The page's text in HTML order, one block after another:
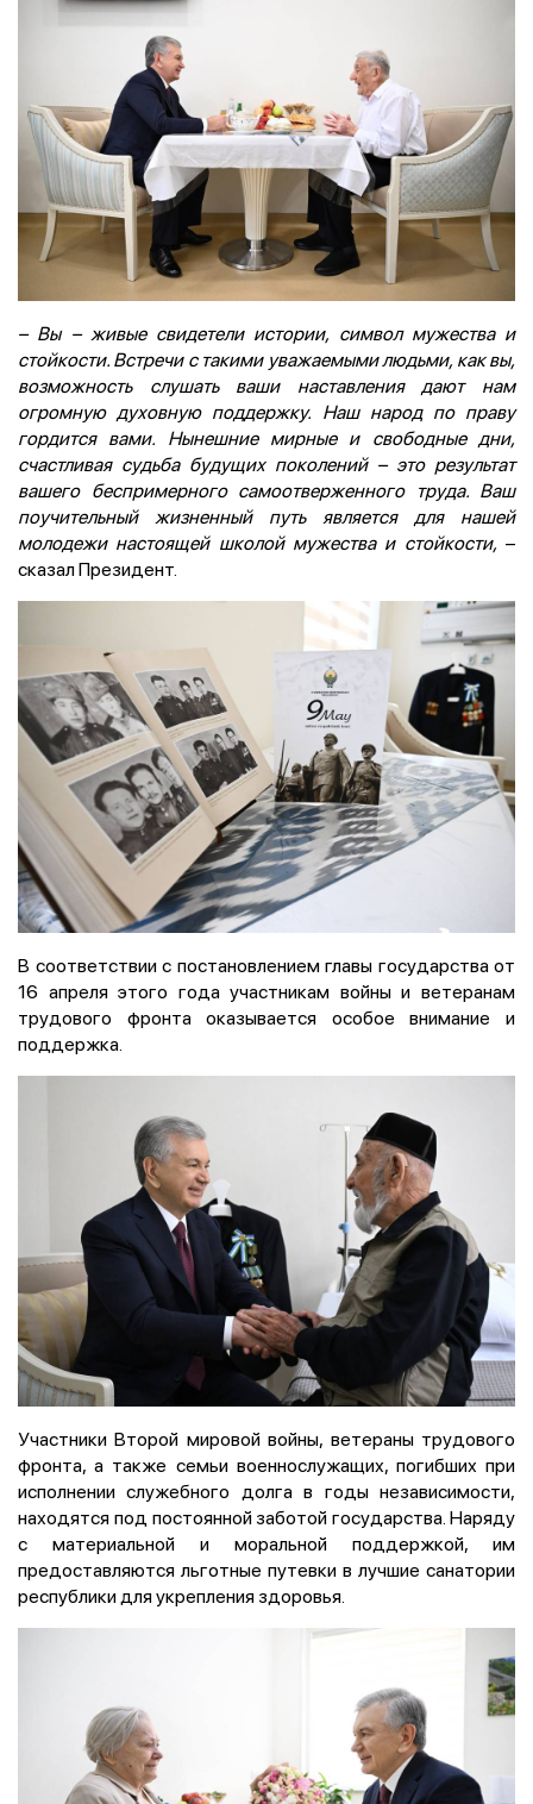
– Вы – живые свидетели истории, символ мужества и
стойкости. Встречи с такими уважаемыми людьми, как вы,
возможность слушать ваши наставления дают нам
огромную духовную поддержку. Наш народ по праву
гордится вами. Нынешние мирные и свободные дни,
счастливая судьба будущих поколений – это результат
вашего беспримерного самоотверженного труда. Ваш
поучительный жизненный путь является для нашей
молодежи настоящей школой мужества и стойкости,–
сказал Президент.
В соответствии с постановлением главы государства от
16 апреля этого года участникам войны и ветеранам
трудового фронта оказывается особое внимание и
поддержка.
Участники Второй мировой войны, ветераны трудового
фронта, а также семьи военнослужащих, погибших при
исполнении служебного долга в годы независимости,
находятся под постоянной заботой государства. Наряду
с материальной и моральной поддержкой, им
предоставляются льготные путевки в лучшие санатории
республики для укрепления здоровья.